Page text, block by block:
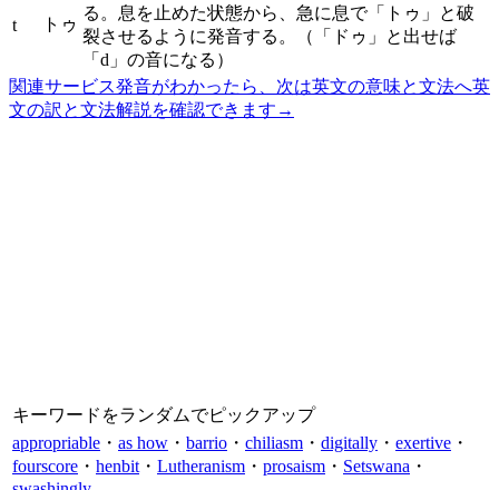
t トゥ
る。息を止めた状態から、急に息で「トゥ」と破
裂させるように発音する。（「ドゥ」と出せば
「d」の音になる）
関連サービス発音がわかったら、次は英文の意味と文法へ英
文の訳と文法解説を確認できます →
キーワードをランダムでピックアップ
appropriable ・ as how ・ barrio ・ chiliasm ・ digitally ・ exertive ・
fourscore ・ henbit ・ Lutheranism ・ prosaism ・ Setswana ・